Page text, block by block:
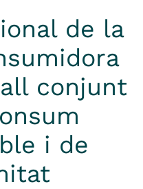
de la
conjunt
i de